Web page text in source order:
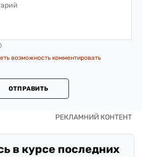
возможность комментировать
ОТПРАВИТЬ
в курсе последних